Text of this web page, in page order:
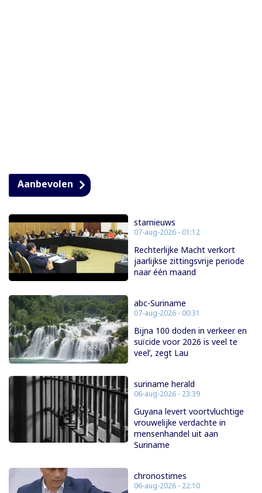
Aanbevolen
starnieuws
07-aug-2026 - 01:12
Rechterlijke Macht verkort
jaarlijkse zittingsvrije periode
naar één maand
abc-Suriname
07-aug-2026 - 00:31
Bijna 100 doden in verkeer en
suïcide voor 2026 is veel te
veel’, zegt Lau
suriname herald
06-aug-2026 - 23:39
Guyana levert voortvluchtige
vrouwelijke verdachte in
mensenhandel uit aan
Suriname
chronostimes
06-aug-2026 - 22:10